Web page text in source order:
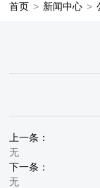
首页 > 新闻中心 >
上一条：
无
下一条：
无